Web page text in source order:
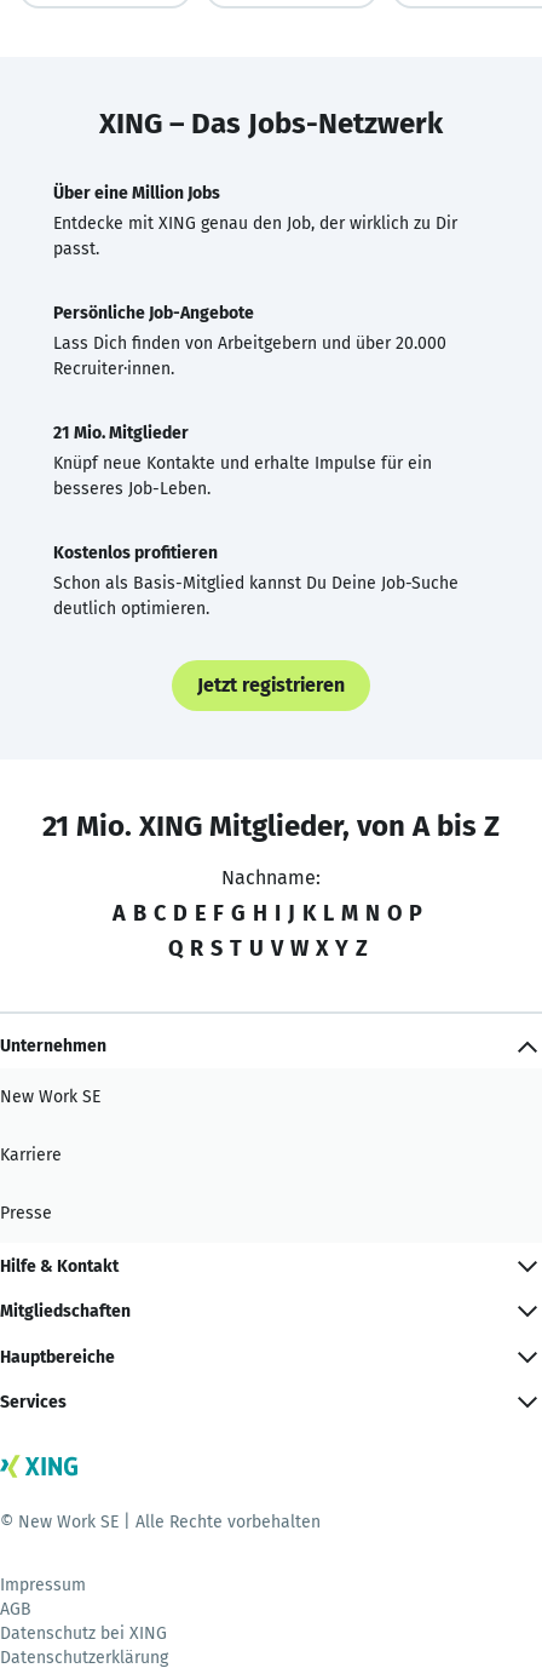
XING – Das Jobs-Netzwerk
Über eine Million Jobs
Entdecke mit XING genau den Job, der wirklich zu Dir
passt.
Persönliche Job-Angebote
Lass Dich finden von Arbeitgebern und über 20.000
Recruiter·innen.
21 Mio. Mitglieder
Knüpf neue Kontakte und erhalte Impulse für ein
besseres Job-Leben.
Kostenlos profitieren
Schon als Basis-Mitglied kannst Du Deine Job-Suche
deutlich optimieren.
Jetzt registrieren
21 Mio. XING Mitglieder, von A bis Z
Nachname:
A B C D E F G H I J K L M N O P
Q R S T U V W X Y Z
Unternehmen
New Work SE
Karriere
Presse
Hilfe & Kontakt
Mitgliedschaften
Hauptbereiche
Services
© New Work SE | Alle Rechte vorbehalten
Impressum
AGB
Datenschutz bei XING
Datenschutzerklärung